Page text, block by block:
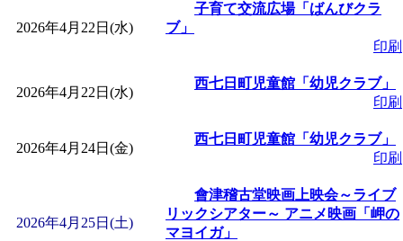
「まだまだ暑い！コ
レクリエーション
ットせよ！ 」 受付期
皆鶴姫のこびる塾
～」 受付期間：～
2026年4月22日(水)
子育て交流広場「ばんびクラ
ブ」
印刷
2026年4月22日(水)
西七日町児童館「幼児クラブ」
印刷
2026年4月24日(金)
西七日町児童館「幼児クラブ」
印刷
2026年4月25日(土)
會津稽古堂映画上映会～ライブ
リックシアター～ アニメ映画「岬の
マヨイガ」